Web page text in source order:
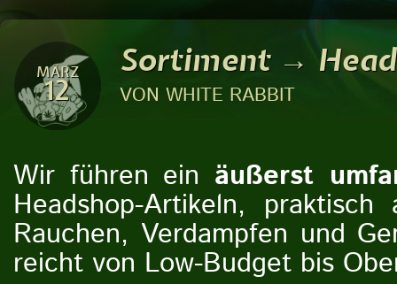
MÄRZ
12
Sortiment →
VON WHITE RABBIT
Wir führen ein äußerst
Headshop-Artikeln,
Rauchen, Verdampfen und
reicht von Low-Budget bis